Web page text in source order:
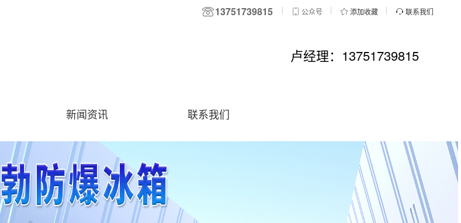
13751739815 公众号 添加收藏 联系我们
卢经理：13751739815
新闻资讯 联系我们